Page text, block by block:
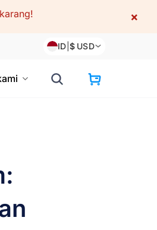
×
ID |$ USD